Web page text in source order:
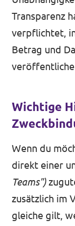
Transparenz
verpflichtet,
Betrag und
Wichtige
Wenn du
direkt einer
Teams")
zusätzlich im
gleiche gilt,